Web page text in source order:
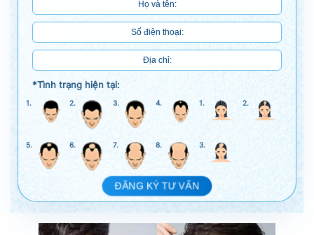
*Tình trạng hiện tại:
1. 2. 3. 4. 1. 2.
5. 6. 7. 8. 3.
ĐĂNG KÝ TƯ VẤN